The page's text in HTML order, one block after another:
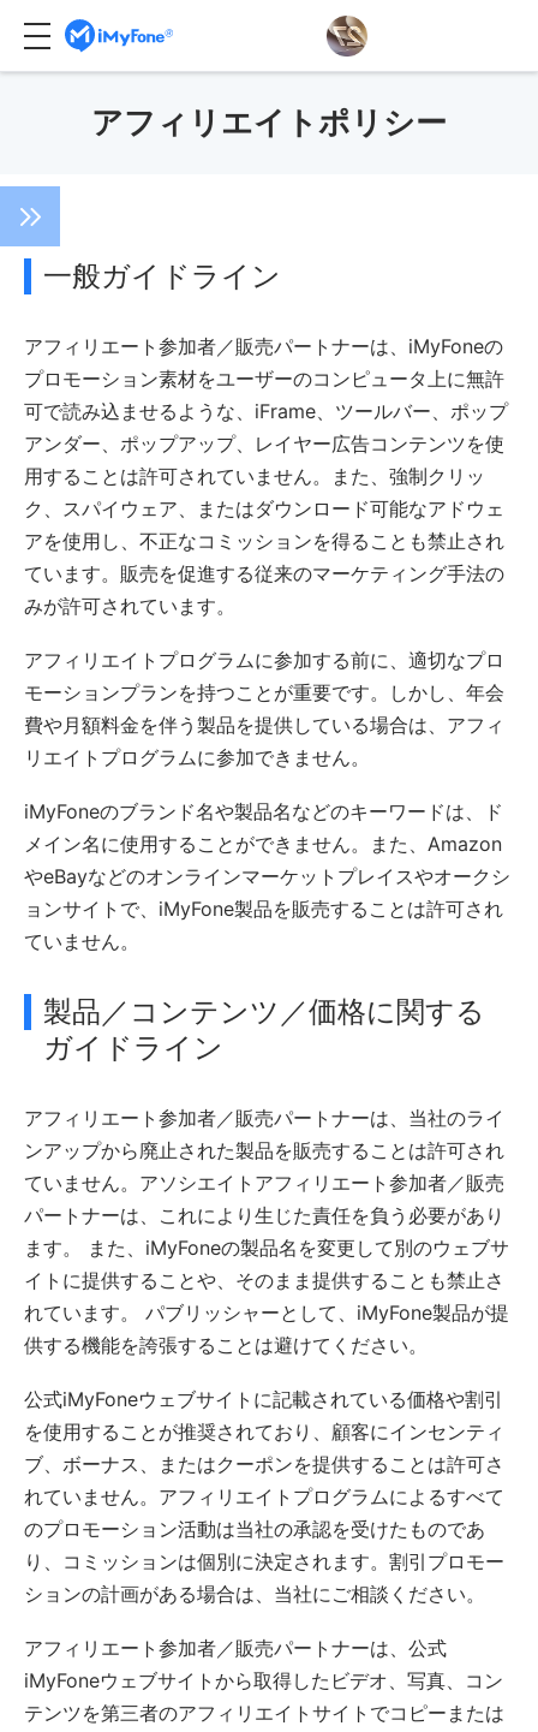
アフィリエイトポリシー
一般ガイドライン
アフィリエート参加者／販売パートナーは、iMyFoneの
プロモーション素材をユーザーのコンピュータ上に無許
可で読み込ませるような、iFrame、ツールバー、ポップ
アンダー、ポップアップ、レイヤー広告コンテンツを使
用することは許可されていません。また、強制クリッ
ク、スパイウェア、またはダウンロード可能なアドウェ
アを使用し、不正なコミッションを得ることも禁止され
ています。販売を促進する従来のマーケティング手法の
みが許可されています。
アフィリエイトプログラムに参加する前に、適切なプロ
モーションプランを持つことが重要です。しかし、年会
費や月額料金を伴う製品を提供している場合は、アフィ
リエイトプログラムに参加できません。
iMyFoneのブランド名や製品名などのキーワードは、ド
メイン名に使用することができません。また、Amazon
やeBayなどのオンラインマーケットプレイスやオークシ
ョンサイトで、iMyFone製品を販売することは許可され
ていません。
製品／コンテンツ／価格に関する
ガイドライン
アフィリエート参加者／販売パートナーは、当社のライ
ンアップから廃止された製品を販売することは許可され
ていません。アソシエイトアフィリエート参加者／販売
パートナーは、これにより生じた責任を負う必要があり
ます。 また、iMyFoneの製品名を変更して別のウェブサ
イトに提供することや、そのまま提供することも禁止さ
れています。 パブリッシャーとして、iMyFone製品が提
供する機能を誇張することは避けてください。
公式iMyFoneウェブサイトに記載されている価格や割引
を使用することが推奨されており、顧客にインセンティ
ブ、ボーナス、またはクーポンを提供することは許可さ
れていません。アフィリエイトプログラムによるすべて
のプロモーション活動は当社の承認を受けたものであ
り、コミッションは個別に決定されます。割引プロモー
ションの計画がある場合は、当社にご相談ください。
アフィリエート参加者／販売パートナーは、公式
iMyFoneウェブサイトから取得したビデオ、写真、コン
テンツを第三者のアフィリエイトサイトでコピーまたは